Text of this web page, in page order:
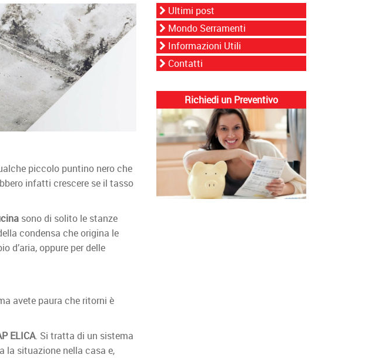
piccolo puntino nero che
infatti crescere se il tasso
sono di solito le stanze
condensa che origina le
d’aria, oppure per delle
avete paura che ritorni è
ELICA. Si tratta di un sistema
la situazione nella casa e,
Ultimi post
Mondo Serramenti
Informazioni Utili
Contatti
Richiedi un Preventivo